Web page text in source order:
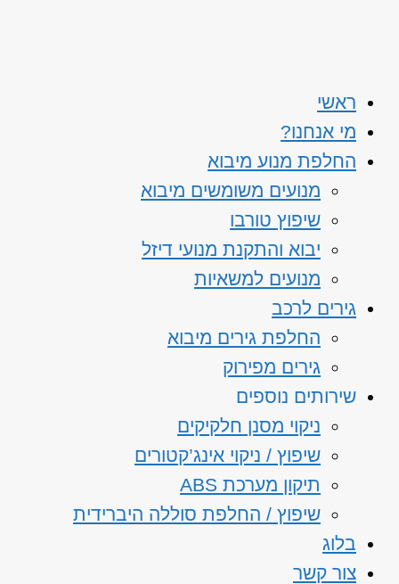
ראשי
מי אנחנו?
החלפת מנוע מיבוא
מנועים משומשים מיבוא
שיפוץ טורבו
יבוא והתקנת מנועי דיזל
מנועים למשאיות
גירים לרכב
החלפת גירים מיבוא
גירים מפירוק
שירותים נוספים
ניקוי מסנן חלקיקים
שיפוץ / ניקוי אינג’קטורים
תיקון מערכת ABS
שיפוץ / החלפת סוללה היברידית
בלוג
צור קשר